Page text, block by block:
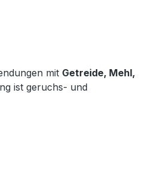
mit Getreide, Mehl,
ist geruchs- und